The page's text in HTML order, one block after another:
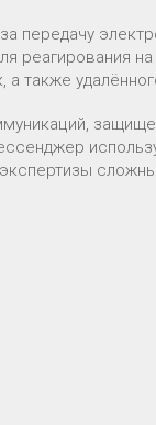
передачу
реагирования
также